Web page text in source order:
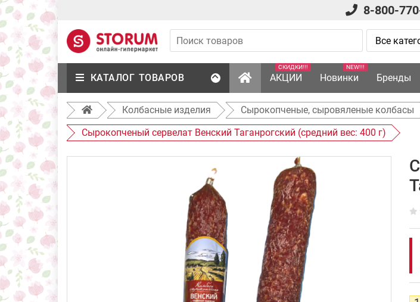
8-800-
КАТАЛОГ ТОВАРОВ АКЦИИ
СКИДКИ!!!
Новинки
NEW!!!
Бренды
Колбасные изделия
Сырокопченые, сыровяленые колбасы
Сырокопченый сервелат Венский Таганрогский (средний вес: 400 г)